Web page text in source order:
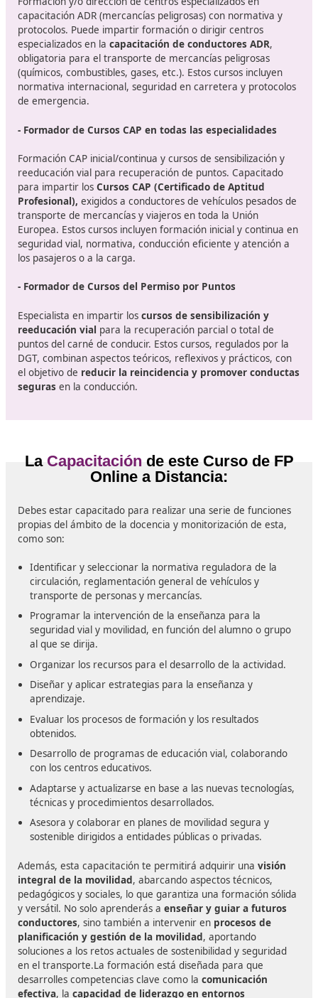
docente y supervisando el cumplimiento de la
- Educador en programas o actividades de
Campañas educativas en colegios, institutos,
entidades públicas y privadas para concienciar sobre la
educativasen colegios, institutos, asociaciones o
Su labor está orientada a formar ciudadanos
fomentando conductas seguras y sostenibles en la
diaria.
- Monitor de cursos de conducción segura (DGT)
Cursos prácticos homologados orientados a mejorar
de conducción, prevenir riesgos y reducir
General de Tráfico (DGT)dirigidos a conductores
profesionales y particulares. Su objetivo esmejorar la
de conducción, prevenir riesgos y reducir la
siniestralidad, tanto en turismos como en vehículos
o motocicletas.
Elaboración deplanes de movilidad y seguridad vial
en empresas, administraciones públicas o
instituciones educativas. Estos profesionales ayudan a
estrategias que reduzcan accidentes “in itinere” y “en
además de promover una
Formador de cursos y/o Director de centros ADR
Mercancías Peligrosas
Formación y/o dirección de centros especializados en
capacitación ADR (mercancías peligrosas) con
protocolos. Puede impartir formación o dirigir centros
especializados en lacapacitación de conductores
obligatoria para el transporte de mercancías
(químicos, combustibles, gases, etc.). Estos cursos
normativa internacional, seguridad en carretera y
de emergencia.
- Formador de Cursos CAP en todas las
Formación CAP inicial/continua y cursos de
reeducación vial para recuperación de puntos.
Profesional),exigidos a conductores de vehículos
transporte de mercancías y viajeros en toda la Unión
Europea. Estos cursos incluyen formación inicial y
seguridad vial, normativa, conducción eficiente y
los pasajeros o a la carga.
- Formador de Cursos del Permiso por Puntos